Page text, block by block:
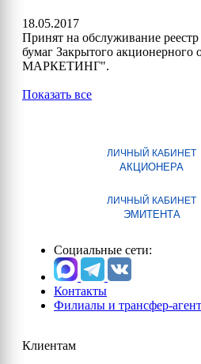
18.05.2017
Принят на обслуживание
бумаг Закрытого
МАРКЕТИНГ".
Показать все
ЛИЧНЫЙ КАБИНЕТ
АКЦИОНЕРА
ЛИЧНЫЙ КАБИНЕТ
ЭМИТЕНТА
Социальные сети:
Контакты
Филиалы и трансфер-
Клиентам